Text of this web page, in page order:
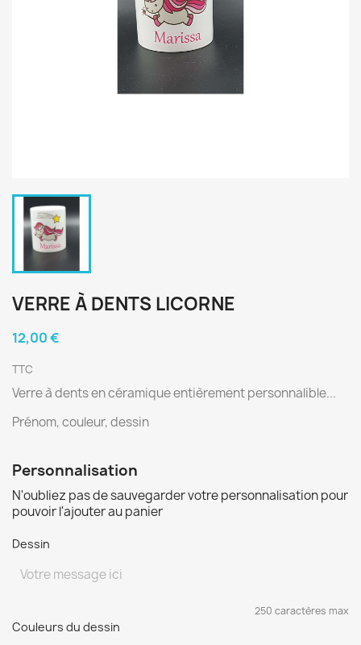
VERRE À DENTS LICORNE
12,00 €
TTC
Verre à dents en céramique entièrement personnalible...
Prénom, couleur, dessin
Personnalisation
N'oubliez pas de sauvegarder votre personnalisation pour
pouvoir l'ajouter au panier
Dessin
250 caractères max
Couleurs du dessin